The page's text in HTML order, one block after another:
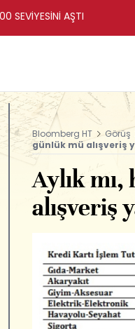
SEVİYESİNİ AŞTI
Bloomberg HT Görüş
günlük mü alışveriş
Aylık
alışveriş